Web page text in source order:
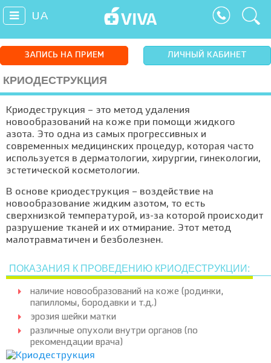
UA
ЗАПИСЬ НА ПРИЕМ ЛИЧНЫЙ КАБИНЕТ
КРИОДЕСТРУКЦИЯ
Криодеструкция – это метод удаления
новообразований на коже при помощи жидкого
азота. Это одна из самых прогрессивных и
современных медицинских процедур, которая часто
используется в дерматологии, хирургии, гинекологии,
эстетической косметологии.
В основе криодеструкция – воздействие на
новообразование жидким азотом, то есть
сверхнизкой температурой, из-за которой происходит
разрушение тканей и их отмирание. Этот метод
малотравматичен и безболезнен.
ПОКАЗАНИЯ К ПРОВЕДЕНИЮ КРИОДЕСТРУКЦИИ:
наличие новообразований на коже (родинки,
папилломы, бородавки и т.д.)
эрозия шейки матки
различные опухоли внутри органов (по
рекомендации врача)